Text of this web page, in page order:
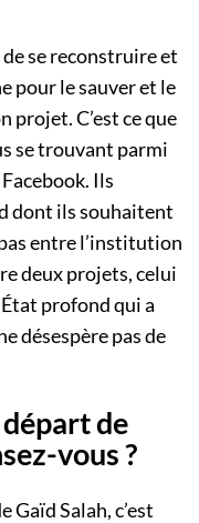
se reconstruire et
pour le sauver et le
projet. C’est ce que
se trouvant parmi
Ils
dont ils souhaitent
entre l’institution
deux projets, celui
profond qui a
désespère pas de
de
vous ?
Gaïd Salah, c’est